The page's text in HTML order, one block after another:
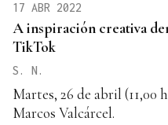
17 ABR 2022
A inspiración creativa
TikTok
S. N.
Martes, 26 de abril
Marcos Valcárcel.